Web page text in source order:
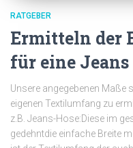
RATGEBER
Ermitteln der
für eine Jeans
Unsere angegebenen Maße
eigenen Textilumfang zu
z.B. Jeans-Hose:Diese im
gedehntdie einfache Breite